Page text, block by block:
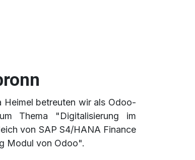
Heimel betreuten wir als Odoo-
Thema "Digitalisierung im
von SAP S4/HANA Finance
Modul von Odoo".